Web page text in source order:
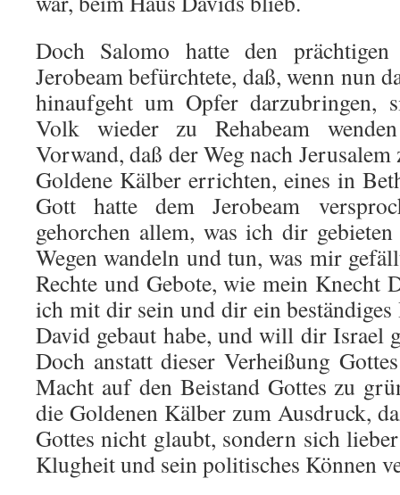
Doch Salomo hatte den
Jerobeam befürchtete, daß, wenn nun
hinaufgeht um Opfer darzubringen,
Volk wieder zu Rehabeam
Vorwand, daß der Weg nach
Goldene Kälber errichten, eines in
Gott hat­te dem Jerobeam
gehorchen allem, was ich dir
Wegen wandeln und tun, was mir
Rechte und Ge­bote, wie mein Knecht
ich mit dir sein und dir ein beständiges
David gebaut habe, und will dir Israel
Doch anstatt dieser Verheißung
Macht auf den Beistand Gottes zu
die Goldenen Kälber zum Ausdruck,
Gottes nicht glaubt, sondern sich
Klugheit und sein politisches Können